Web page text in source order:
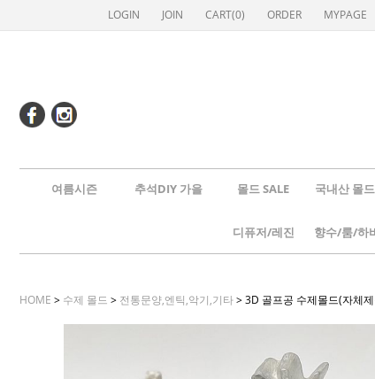
LOGIN JOIN CART(0) ORDER MYPAGE
여름시즌 추석DIY 가을 몰드 SALE 국내산 몰
디퓨저/레진
HOME > 수제 몰드 > 전통문양,엔틱,악기,기타> 3D 골프공 수제몰드(자체